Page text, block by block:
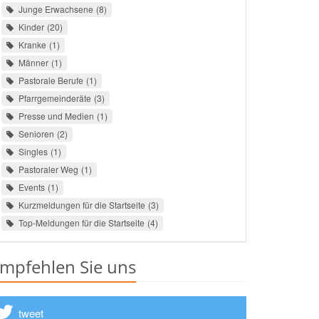
Junge Erwachsene 8
Kinder 20
Kranke 1
Männer 1
Pastorale Berufe 1
Pfarrgemeinderäte 3
Presse und Medien 1
Senioren 2
Singles 1
Pastoraler Weg 1
Events 1
Kurzmeldungen für die Startseite 3
Top-Meldungen für die Startseite 4
Sie uns
tweet